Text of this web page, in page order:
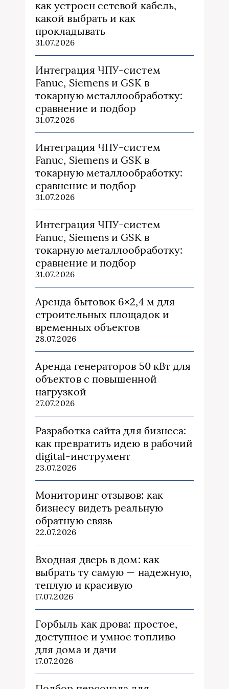
как устроен сетевой кабель,
какой выбрать и как
прокладывать
31.07.2026
Интеграция ЧПУ-систем
Fanuc, Siemens и GSK в
токарную металлообработку:
сравнение и подбор
31.07.2026
Интеграция ЧПУ-систем
Fanuc, Siemens и GSK в
токарную металлообработку:
сравнение и подбор
31.07.2026
Интеграция ЧПУ-систем
Fanuc, Siemens и GSK в
токарную металлообработку:
сравнение и подбор
31.07.2026
Аренда бытовок 6×2,4 м для
строительных площадок и
временных объектов
28.07.2026
Аренда генераторов 50 кВт для
объектов с повышенной
нагрузкой
27.07.2026
Разработка сайта для бизнеса:
как превратить идею в рабочий
digital-инструмент
23.07.2026
Мониторинг отзывов: как
бизнесу видеть реальную
обратную связь
22.07.2026
Входная дверь в дом: как
выбрать ту самую — надежную,
теплую и красивую
17.07.2026
Горбыль как дрова: простое,
доступное и умное топливо
для дома и дачи
17.07.2026